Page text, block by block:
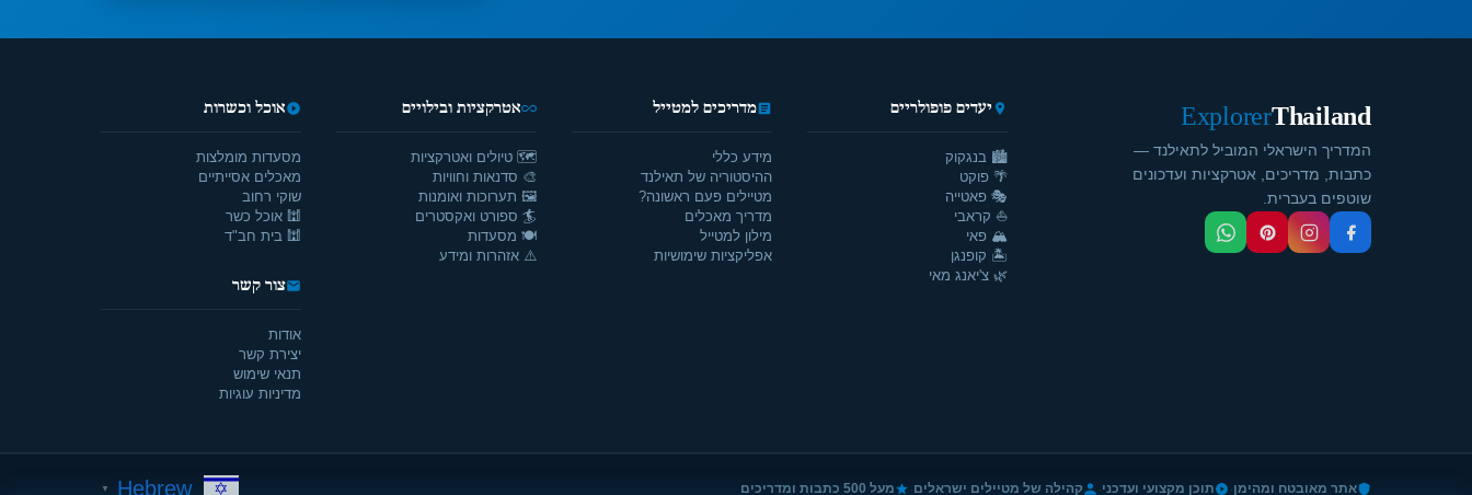
Thailand
Explorer
המדריך הישראלי המוביל לתאילנד —
כתבות, מדריכים, אטרקציות ועדכונים
שוטפים בעברית.
יעדים פופולריים
🏙️ בנגקוק
🌴 פוקט
🎭 פאטייה
⛵ קראבי
🏔️ פאי
🏝️ קופנגן
🌿 צ'יאנג מאי
מדריכים למטייל
מידע כללי
ההיסטוריה של תאילנד
מטיילים פעם ראשונה?
מדריך מאכלים
מילון למטייל
אפליקציות שימושיות
אטרקציות ובילויים
🗺️ טיולים ואטרקציות
🎨 סדנאות וחוויות
🖼️ תערוכות ואומנות
🏄 ספורט ואקסטרים
🍽️ מסעדות
⚠️ אזהרות ומידע
אוכל וכשרות
מסעדות מומלצות
מאכלים אסייתיים
שוקי רחוב
🕍 אוכל כשר
🕍 בית חב"ד
צור קשר
אודות
יצירת קשר
תנאי שימוש
מדיניות עוגיות
אתר מאובטח ומהימן תוכן מקצועי ועדכני קהילה של מטיילים ישראלים מעל 500 כתבות ומדריכים Hebrew
▼